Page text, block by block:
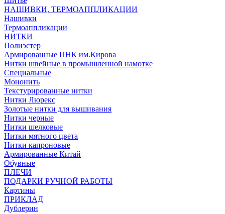
НАШИВКИ, ТЕРМОАППЛИКАЦИИ
Нашивки
Термоаппликации
НИТКИ
Полиэстер
Армированные ПНК им.Кирова
Нитки швейные в промышленной намотке
Специальные
Мононить
Текстурированные нитки
Нитки Люрекс
Золотые нитки для вышивания
Нитки черные
Нитки шелковые
Нитки мятного цвета
Нитки капроновые
Армированные Китай
Обувные
ПЛЕЧИ
ПОДАРКИ РУЧНОЙ РАБОТЫ
Картины
ПРИКЛАД
Дублерин